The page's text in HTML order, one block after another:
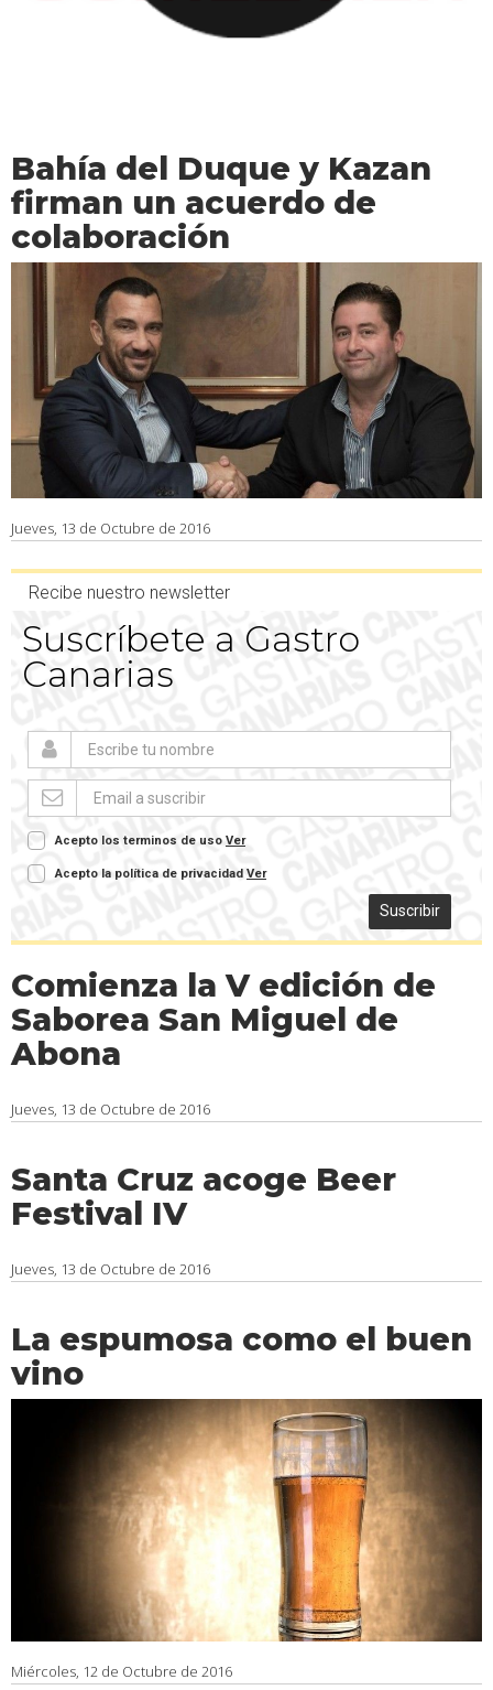
Bahía del Duque y Kazan
firman un acuerdo de
colaboración
Jueves, 13 de Octubre de 2016
Recibe nuestro newsletter
Suscríbete a Gastro
Canarias
Acepto los terminos de uso Ver
Acepto la política de privacidad Ver
Suscribir
Comienza la V edición de
Saborea San Miguel de
Abona
Jueves, 13 de Octubre de 2016
Santa Cruz acoge Beer
Festival IV
Jueves, 13 de Octubre de 2016
La espumosa como el buen
vino
Miércoles, 12 de Octubre de 2016